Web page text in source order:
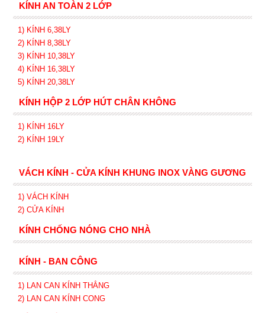
KÍNH AN TOÀN 2 LỚP
1) KÍNH 6,38LY
2) KÍNH 8,38LY
3) KÍNH 10,38LY
4) KÍNH 16,38LY
5) KÍNH 20,38LY
KÍNH HỘP 2 LỚP HÚT CHÂN KHÔNG
1) KÍNH 16LY
2) KÍNH 19LY
VÁCH KÍNH - CỬA KÍNH KHUNG INOX VÀNG GƯƠNG
1) VÁCH KÍNH
2) CỬA KÍNH
KÍNH CHỐNG NÓNG CHO NHÀ
KÍNH - BAN CÔNG
1) LAN CAN KÍNH THẲNG
2) LAN CAN KÍNH CONG